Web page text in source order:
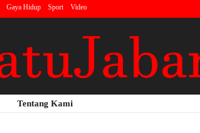
Gaya Hidup Sport Video
Tentang Kami